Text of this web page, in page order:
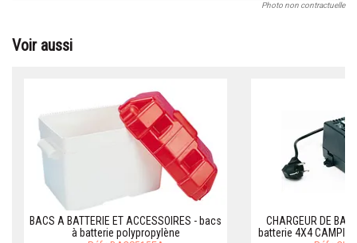
Photo non contractuelle
Voir aussi
BACS A BATTERIE ET ACCESSOIRES - bacs
à batterie polypropylène
CHARGEUR DE
batterie 4X4